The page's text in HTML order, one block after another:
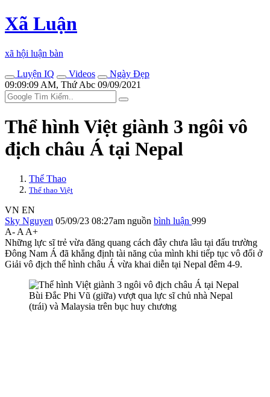
Xã Luận
xã hội luận bàn
Luyện IQ
Videos
Ngày Đẹp
09:09:09 AM, Thứ Abc 09/09/2021
Thể hình Việt giành 3 ngôi vô
địch châu Á tại Nepal
Thể Thao
Thể thao Việt
VN EN
Sky Nguyen 05/09/23 08:27am nguồn bình luận 999
A- A A+
Những lực sĩ trẻ vừa đăng quang cách đây chưa lâu tại đấu trường
Đông Nam Á đã khẳng định tài năng của mình khi tiếp tục vô đối ở
Giải vô địch thể hình châu Á vừa khai diễn tại Nepal đêm 4-9.
Bùi Đắc Phi Vũ (giữa) vượt qua lực sĩ chủ nhà Nepal
(trái) và Malaysia trên bục huy chương